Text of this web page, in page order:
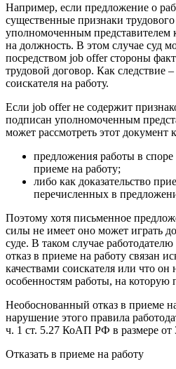
Например, если предложение о
существенные признаки
уполномоченным представителем
на должность. В этом случае суд
посредством job offer стороны
трудовой договор. Как следствие
соискателя на работу.
Если job offer не содержит
подписан уполномоченным
может рассмотреть этот документ
предложения работы в споре
приеме на работу;
либо как доказательство
перечисленных в
Поэтому хотя письменное
силы не имеет оно может играть
суде. В таком случае
отказ в приеме на работу связан
качествами соискателя или что он
особенностям работы, на которую
Необоснованный отказ в приеме
нарушение этого правила
ч. 1 ст. 5.27 КоАП РФ в размере от
Отказать в приеме на работу